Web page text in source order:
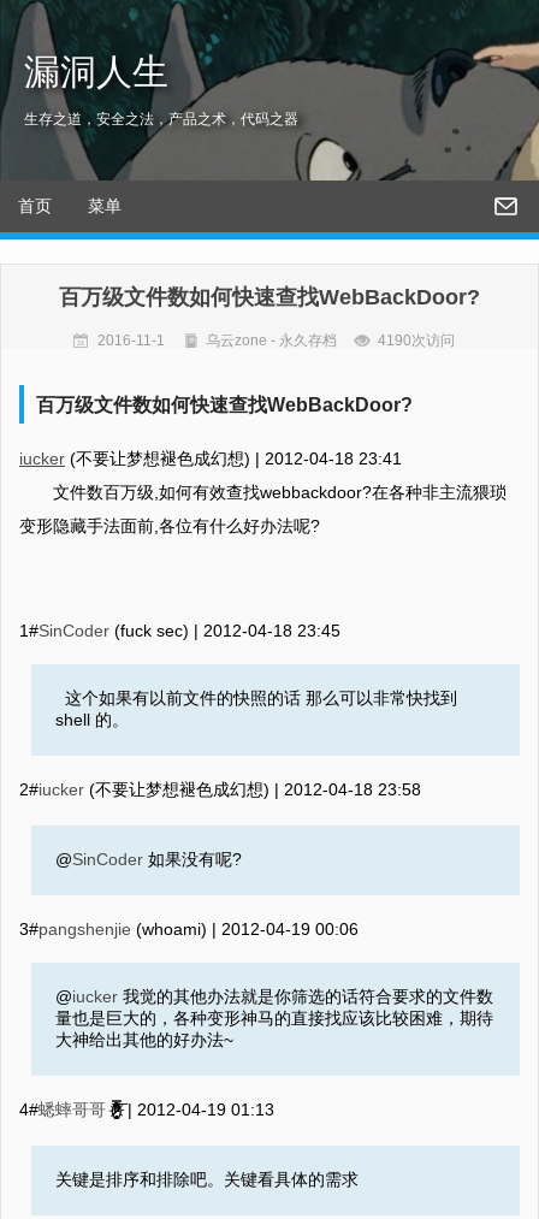
漏洞人生
生存之道，安全之法，产品之术，代码之器
首页 菜单
百万级文件数如何快速查找WebBackDoor?
2016-11-1 乌云zone - 永久存档 4190次访问
百万级文件数如何快速查找WebBackDoor?
iucker (不要让梦想褪色成幻想) | 2012-04-18 23:41
文件数百万级,如何有效查找webbackdoor?在各种非主流猥琐
变形隐藏手法面前,各位有什么好办法呢?
1#SinCoder (fuck sec) | 2012-04-18 23:45
这个如果有以前文件的快照的话 那么可以非常快找到
shell 的。
2#iucker (不要让梦想褪色成幻想) | 2012-04-18 23:58
@SinCoder 如果没有呢?
3#pangshenjie (whoami) | 2012-04-19 00:06
@iucker 我觉的其他办法就是你筛选的话符合要求的文件数
量也是巨大的，各种变形神马的直接找应该比较困难，期待
大神给出其他的好办法~
4#蟋蟀哥哥(̷ͣ̑̆ͯ̆̋͋̒ͩ͊̋̇̒ͦ̿̐͞҉̷̻̖͎̦̼) | 2012-04-19 01:13
关键是排序和排除吧。关键看具体的需求